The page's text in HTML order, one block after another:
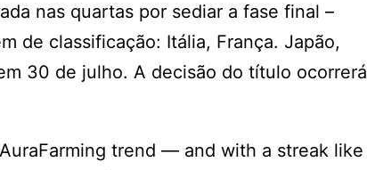
nas quartas por sediar a fase final –
de classificação: Itália, França. Japão,
30 de julho. A decisão do título ocorrerá
trend — and with a streak like